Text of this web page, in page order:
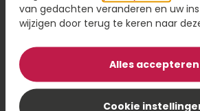
14,99
van gedachten veranderen en uw
wijzigen door terug te keren naar
Alles accepteren
Cookie